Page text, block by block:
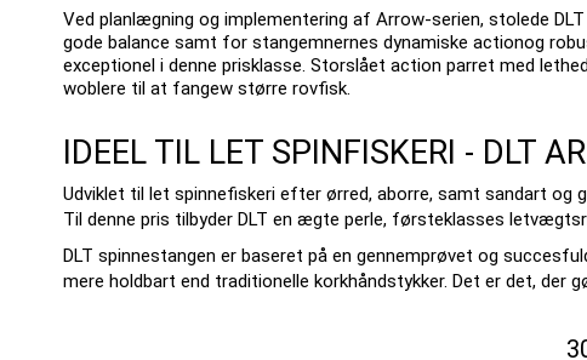
Ved planlægning og implementering af Arrow-serien, stolede
gode balance samt for stangemnernes dynamiske actionog
exceptionel i denne prisklasse. Storslået action parret med
woblere til at fangew større rovfisk.
IDEEL TIL LET SPINFISKERI - DLT
Udviklet til let spinnefiskeri efter ørred, aborre, samt sandart og
Til denne pris tilbyder DLT en ægte perle, førsteklasses
DLT spinnestangen er baseret på en gennemprøvet og
mere holdbart end traditionelle korkhåndstykker. Det er det, der